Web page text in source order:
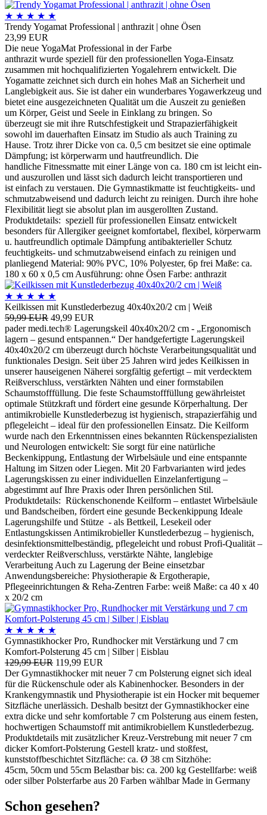
★ ★ ★ ★ ★
Trendy Yogamat Professional | anthrazit | ohne Ösen
23,99 EUR
Die neue YogaMat Professional in der Farbe
anthrazit wurde speziell für den professionellen Yoga-Einsatz
zusammen mit hochqualifizierten Yogalehrern entwickelt. Die
Yogamatte zeichnet sich durch ein hohes Maß an Sicherheit und
Langlebigkeit aus. Sie ist daher ein wunderbares Yogawerkzeug und
bietet eine ausgezeichneten Qualität um die Auszeit zu genießen
um Körper, Geist und Seele in Einklang zu bringen. So
überzeugt sie mit ihre Rutschfestigkeit und Strapazierfähigkeit
sowohl im dauerhaften Einsatz im Studio als auch Training zu
Hause. Trotz ihrer Dicke von ca. 0,5 cm besitzet sie eine optimale
Dämpfung; ist körperwarm und hautfreundlich. Die
handliche Fitnessmatte mit einer Länge von ca. 180 cm ist leicht ein-
und auszurollen und lässt sich dadurch leicht transportieren und
ist einfach zu verstauen. Die Gymnastikmatte ist feuchtigkeits- und
schmutzabweisend und dadurch leicht zu reinigen. Durch ihre hohe
Flexibilität liegt sie absolut plan im ausgerollten Zustand.
Produktdetails: speziell für professionellen Einsatz entwickelt
besonders für Allergiker geeignet komfortabel, flexibel, körperwarm
u. hautfreundlich optimale Dämpfung antibakterieller Schutz
feuchtigkeits- und schmutzabweisend einfach zu reinigen und
planliegend Material: 90% PVC, 10% Polyester, 6p frei Maße: ca.
180 x 60 x 0,5 cm Ausführung: ohne Ösen Farbe: anthrazit
★ ★ ★ ★ ★
Keilkissen mit Kunstlederbezug 40x40x20/2 cm | Weiß
59,99 EUR 49,99 EUR
pader medi.tech® Lagerungskeil 40x40x20/2 cm - „Ergonomisch
lagern – gesund entspannen.“ Der handgefertigte Lagerungskeil
40x40x20/2 cm überzeugt durch höchste Verarbeitungsqualität und
funktionales Design. Seit über 25 Jahren wird jedes Keilkissen in
unserer hauseigenen Näherei sorgfältig gefertigt – mit verdecktem
Reißverschluss, verstärkten Nähten und einer formstabilen
Schaumstofffüllung. Die feste Schaumstofffüllung gewährleistet
optimale Stützkraft und fördert eine gesunde Körperhaltung. Der
antimikrobielle Kunstlederbezug ist hygienisch, strapazierfähig und
pflegeleicht – ideal für den professionellen Einsatz. Die Keilform
wurde nach den Erkenntnissen eines bekannten Rückenspezialisten
und Neurologen entwickelt: Sie sorgt für eine natürliche
Beckenkippung, Entlastung der Wirbelsäule und eine entspannte
Haltung im Sitzen oder Liegen. Mit 20 Farbvarianten wird jedes
Lagerungskissen zu einer individuellen Einzelanfertigung –
abgestimmt auf Ihre Praxis oder Ihren persönlichen Stil.
Produktdetails: Rückenschonende Keilform – entlastet Wirbelsäule
und Bandscheiben, fördert eine gesunde Beckenkippung Ideale
Lagerungshilfe und Stütze - als Bettkeil, Lesekeil oder
Entlastungskissen Antimikrobieller Kunstlederbezug – hygienisch,
desinfektionsmittelbeständig, pflegeleicht und robust Profi-Qualität –
verdeckter Reißverschluss, verstärkte Nähte, langlebige
Verarbeitung Auch zu Lagerung der Beine einsetzbar
Anwendungsbereiche: Physiotherapie & Ergotherapie,
Pflegeeinrichtungen & Reha-Zentren Farbe: weiß Maße: ca 40 x 40
x 20/2 cm
★ ★ ★ ★ ★
Gymnastikhocker Pro, Rundhocker mit Verstärkung und 7 cm
Komfort-Polsterung 45 cm | Silber | Eisblau
129,99 EUR 119,99 EUR
Der Gymnastikhocker mit neuer 7 cm Polsterung eignet sich ideal
für die Rückenschule oder als Kabinenhocker. Besonders in der
Krankengymnastik und Physiotherapie ist ein Hocker mit bequemer
Sitzfläche unerlässich. Deshalb besitzt der Gymnastikhocker eine
extra dicke und sehr komfortable 7 cm Polsterung aus einem festen,
hochwertigen Schaumstoff mit antimikrobiellem Kunstlederbezug.
Produktdetails mit zusätzlicher Kreuz-Verstrebung mit neuer 7 cm
dicker Komfort-Polsterung Gestell kratz- und stoßfest,
kunststoffbeschichtet Sitzfläche: ca. Ø 38 cm Sitzhöhe:
45cm, 50cm und 55cm Belastbar bis: ca. 200 kg Gestellfarbe: weiß
oder silber Polsterfarbe aus 20 Farben wählbar Made in Germany
Schon gesehen?